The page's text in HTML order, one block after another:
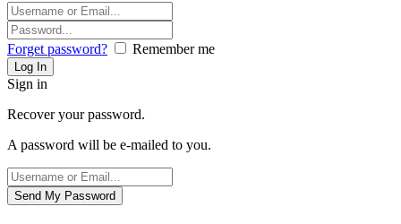
Forget password? Remember me
Sign in
Recover your password.
A password will be e-mailed to you.